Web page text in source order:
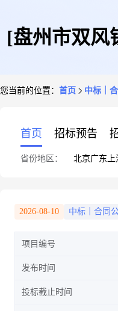
[盘州市双风
您当前的位置： 首页 中标｜
首页 招标预告
省份地区： 北京广东
2026-08-10 中标｜合同
项目编号
发布时间
投标截止时间